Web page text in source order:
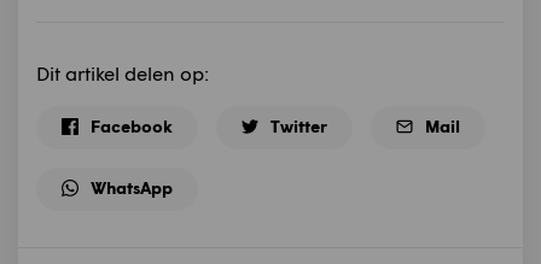
Dit artikel delen op:
Facebook Twitter Mail
WhatsApp